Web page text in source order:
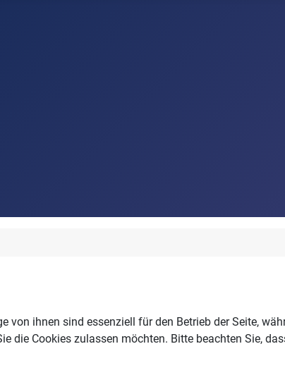
von ihnen sind essenziell für den Betrieb der Seite,
die Cookies zulassen möchten. Bitte beachten Sie,